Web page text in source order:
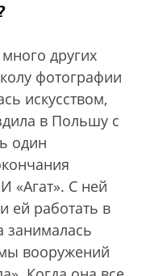
других
фотографии
искусством,
в Польшу с
один
«Агат». С ней
ей работать в
занималась
вооружений